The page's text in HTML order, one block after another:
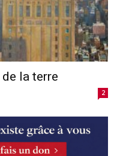
la terre
2